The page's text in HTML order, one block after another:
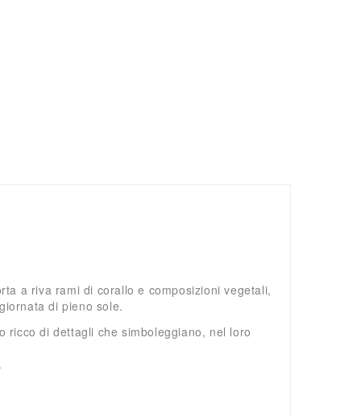
a riva rami di corallo e composizioni vegetali,
di pieno sole.
ricco di dettagli che simboleggiano, nel loro